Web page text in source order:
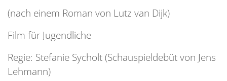
(nach einem Roman von Lutz van Dijk)
Film für Jugendliche
Regie: Stefanie Sycholt (Schauspieldebüt von Jens
Lehmann)